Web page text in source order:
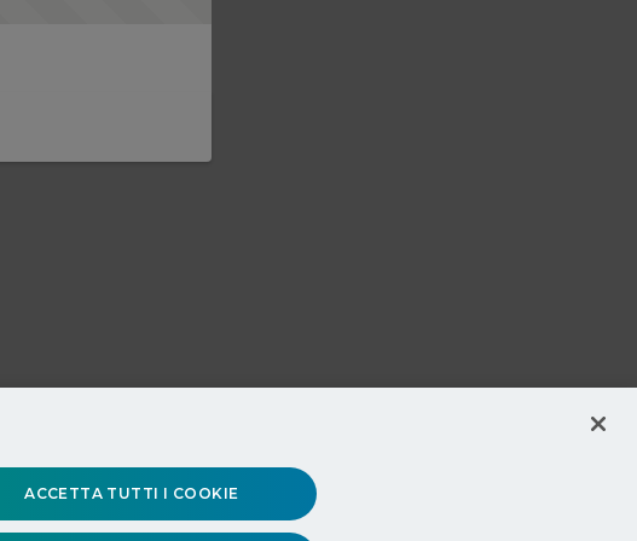
ACCETTA TUTTI I COOKIE